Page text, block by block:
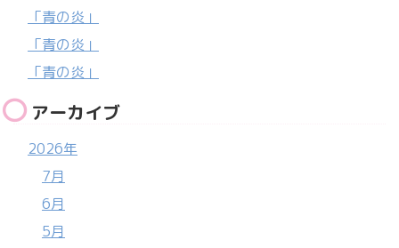
「青の炎」
「青の炎」
「青の炎」
アーカイブ
2026年
7月
6月
5月